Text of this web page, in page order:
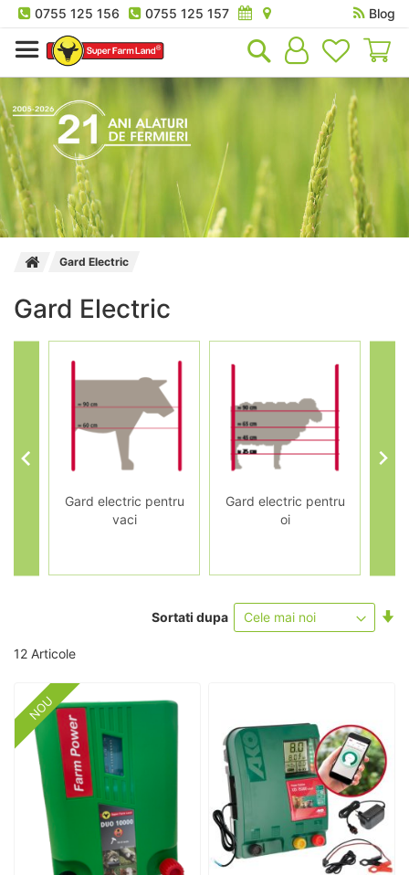
0755 125 156 0755 125 157
Blog
Gard Electric
Gard Electric
Gard electric pentru
vaci
Gard electric pentru
oi
12 Articole
Sortati dupa
NOU